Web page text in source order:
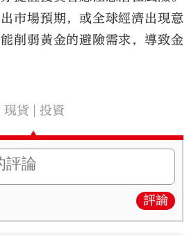
市場預期，或全球經濟出現意
削弱黃金的避險需求，導致金
現貨 投資
評論